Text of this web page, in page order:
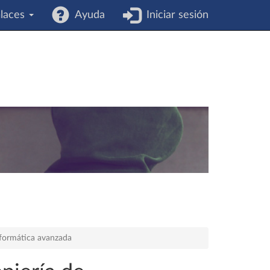
Ayuda Iniciar sesión
avanzada